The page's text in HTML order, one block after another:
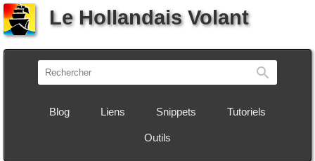
Le Hollandais Volant
Blog Liens Snippets Tutoriels
Outils